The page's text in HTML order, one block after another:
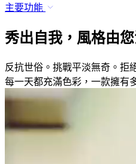
主要功能
秀出自我，風格由
反抗世俗。挑戰平淡無奇。拒
每一天都充滿色彩，一款擁有